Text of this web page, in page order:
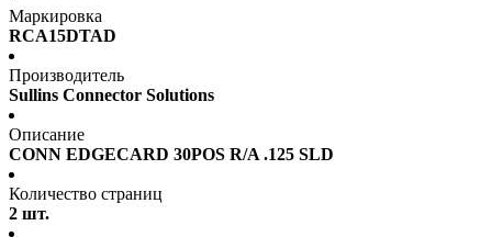
Маркировка
RCA15DTAD
Производитель
Sullins Connector Solutions
Описание
CONN EDGECARD 30POS R/A .125 SLD
Количество страниц
2 шт.